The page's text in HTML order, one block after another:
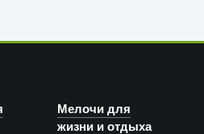
Мелочи для
жизни и отдыха